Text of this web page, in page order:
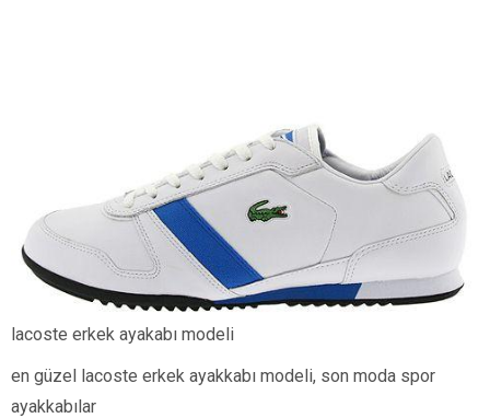
lacoste erkek ayakabı modeli
en güzel lacoste erkek ayakkabı modeli, son moda spor
ayakkabılar